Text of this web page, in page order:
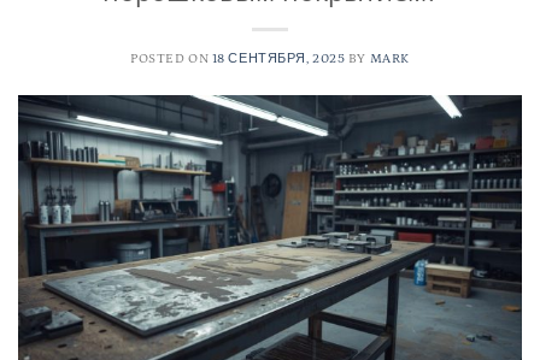
POSTED ON 18 СЕНТЯБРЯ, 2025 BY MARK